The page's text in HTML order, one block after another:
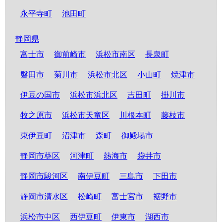
永平寺町 池田町
静岡県
富士市
御前崎市 浜松市南区 長泉町
磐田市 菊川市 浜松市北区 小山町 焼津市
伊豆の国市 浜松市浜北区 吉田町 掛川市
牧之原市 浜松市天竜区 川根本町 藤枝市
東伊豆町 沼津市 森町 御殿場市
静岡市葵区 河津町 熱海市 袋井市
静岡市駿河区 南伊豆町 三島市 下田市
静岡市清水区 松崎町 富士宮市 裾野市
浜松市中区 西伊豆町 伊東市 湖西市